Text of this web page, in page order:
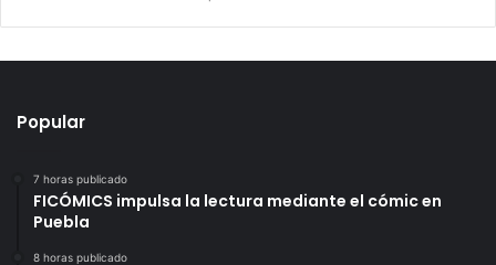
Popular
7 horas publicado
FICÓMICS impulsa la lectura mediante el cómic en
Puebla
8 horas publicado